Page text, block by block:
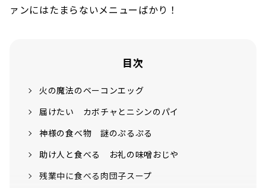
ァンにはたまらないメニューばかり！
目次
火の魔法のベーコンエッグ
届けたい カボチャとニシンのパイ
神様の食べ物 謎のぷるぷる
助け人と食べる お礼の味噌おじや
残業中に食べる肉団子スープ